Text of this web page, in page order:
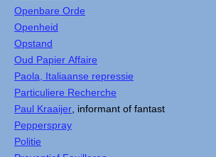
Openbare Orde
Openheid
Opstand
Oud Papier Affaire
Paola, Italiaanse repressie
Particuliere Recherche
Paul Kraaijer , informant of fantast
Pepperspray
Politie